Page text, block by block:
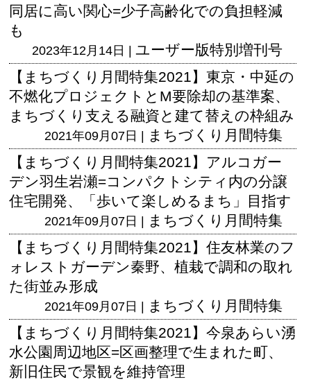
同居に高い関心=少子高齢化での負担軽減
も
2023年12月14日 | ユーザー版特別増刊号
【まちづくり月間特集2021】東京・中延の
不燃化プロジェクトとM要除却の基準案、
まちづくり支える融資と建て替えの枠組み
2021年09月07日 |
まちづくり月間特集
【まちづくり月間特集2021】アルコガー
デン羽生岩瀬=コンパクトシティ内の分譲
住宅開発、「歩いて楽しめるまち」目指す
2021年09月07日 |
まちづくり月間特集
【まちづくり月間特集2021】住友林業のフ
ォレストガーデン秦野、植栽で調和の取れ
た街並み形成
2021年09月07日 |
まちづくり月間特集
【まちづくり月間特集2021】今泉あらい湧
水公園周辺地区=区画整理で生まれた町、
新旧住民で景観を維持管理